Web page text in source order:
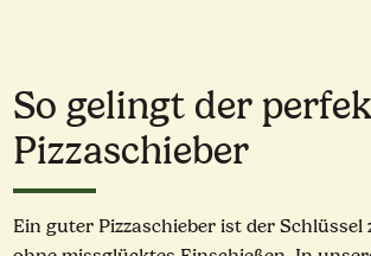
So gelingt der
Pizzaschieber
Ein guter Pizzaschieber ist der